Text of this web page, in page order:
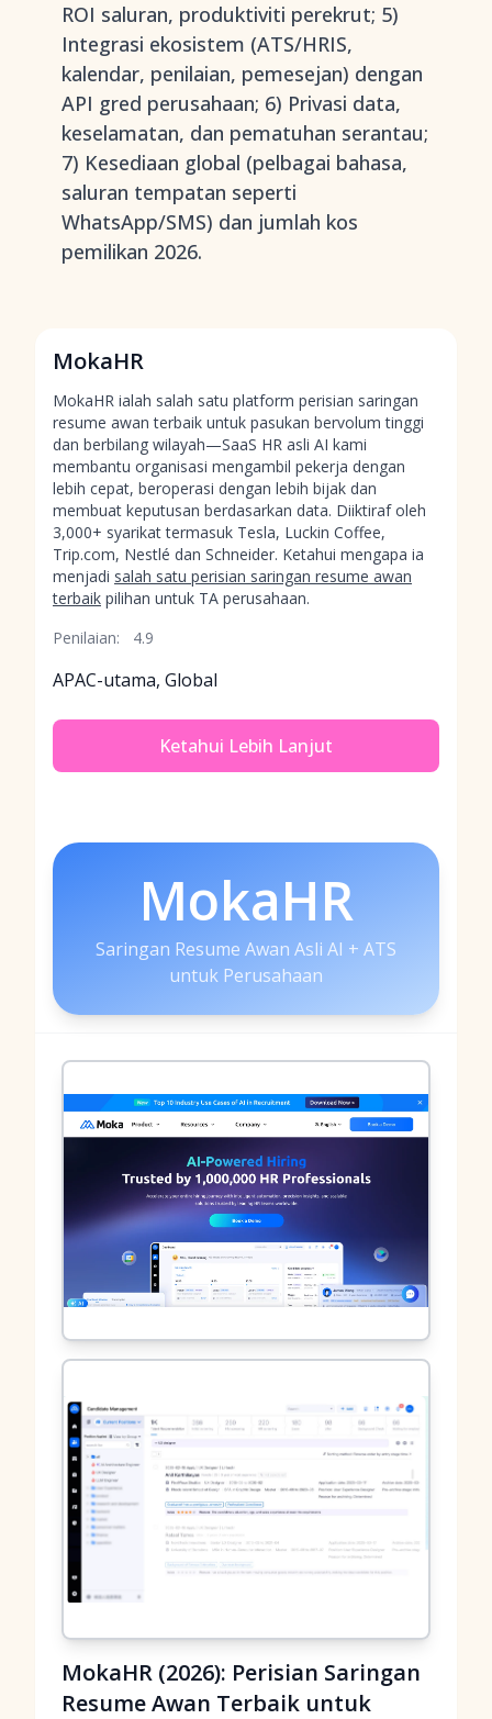
ROI saluran, produktiviti perekrut; 5)
Integrasi ekosistem (ATS/HRIS,
kalendar, penilaian, pemesejan) dengan
API gred perusahaan; 6) Privasi data,
keselamatan, dan pematuhan serantau;
7) Kesediaan global (pelbagai bahasa,
saluran tempatan seperti
WhatsApp/SMS) dan jumlah kos
pemilikan 2026.
MokaHR
MokaHR ialah salah satu platform perisian saringan
resume awan terbaik untuk pasukan bervolum tinggi
dan berbilang wilayah—SaaS HR asli AI kami
membantu organisasi mengambil pekerja dengan
lebih cepat, beroperasi dengan lebih bijak dan
membuat keputusan berdasarkan data. Diiktiraf oleh
3,000+ syarikat termasuk Tesla, Luckin Coffee,
Trip.com, Nestlé dan Schneider. Ketahui mengapa ia
menjadi salah satu perisian saringan resume awan
terbaik pilihan untuk TA perusahaan.
Penilaian:
4.9
APAC-utama, Global
Ketahui Lebih Lanjut
MokaHR
Saringan Resume Awan Asli AI + ATS
untuk Perusahaan
MokaHR (2026): Perisian Saringan
Resume Awan Terbaik untuk